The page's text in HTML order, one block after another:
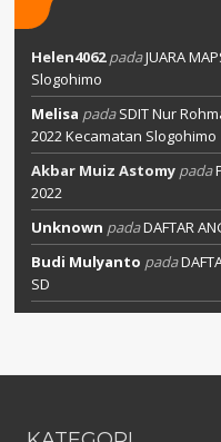
Helen4062padaJUARA
Slogohimo
Melisa padaSDIT Nur
2022 Kecamatan Slogohimo
Akbar Muiz Astomy pada
2022
Unknown padaDAFTAR
Budi Mulyanto pada
SD